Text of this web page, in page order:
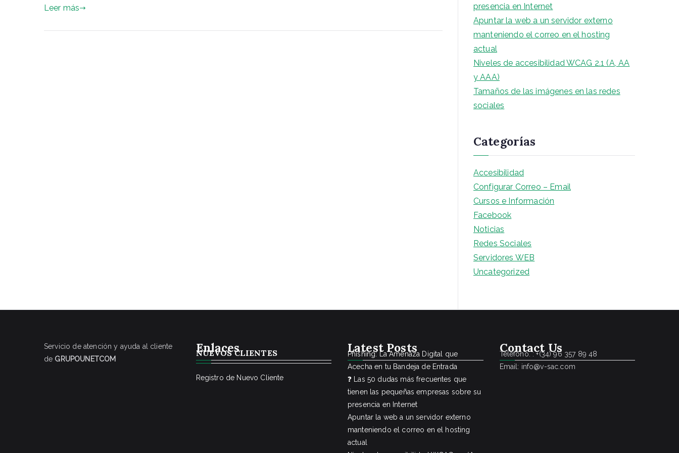
Leer más
presencia en Internet
Apuntar la web a un servidor externo
manteniendo el correo en el hosting
actual
Niveles de accesibilidad WCAG 2.1 (A, AA
y AAA)
Tamaños de las imágenes en las redes
sociales
Categorías
Accesibilidad
Configurar Correo – Email
Cursos e Información
Facebook
Noticias
Redes Sociales
Servidores WEB
Uncategorized
Servicio de atención y ayuda al cliente
de GRUPOUNETCOM
Enlaces
NUEVOS CLIENTES
Registro de Nuevo Cliente
Latest Posts
Phishing: La Amenaza Digital que
Acecha en tu Bandeja de Entrada
❓ Las 50 dudas más frecuentes que
tienen las pequeñas empresas sobre su
presencia en Internet
Apuntar la web a un servidor externo
manteniendo el correo en el hosting
actual
Contact Us
Teléfono. : +(34) 96 357 89 48
Email: info@v-sac.com